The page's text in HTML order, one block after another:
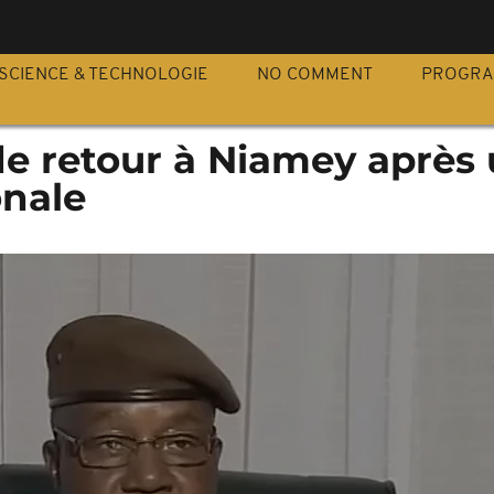
SCIENCE & TECHNOLOGIE NO COMMENT
retour à Niamey après